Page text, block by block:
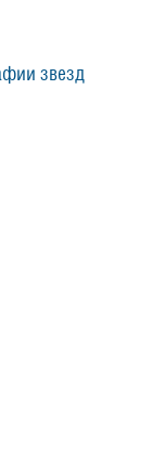
звезд